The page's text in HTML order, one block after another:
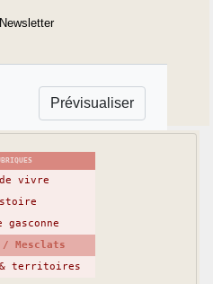
vivre
gasconne
Mesclats
& territoires